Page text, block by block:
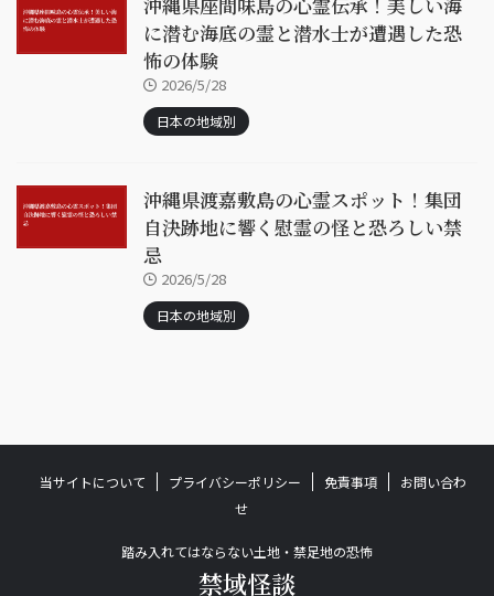
に潜む海底の霊と潜水士が遭遇した恐
怖の体験
2026/5/28
日本の地域別
沖縄県渡嘉敷島の心霊スポット！集団
自決跡地に響く慰霊の怪と恐ろしい禁
忌
2026/5/28
日本の地域別
当サイトについて プライバシーポリシー 免責事項
お問い合わ
せ
踏み入れてはならない土地・禁足地の恐怖
禁域怪談